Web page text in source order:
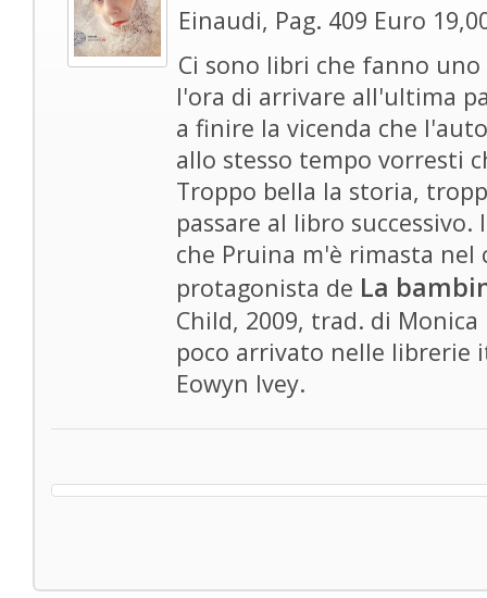
Einaudi, Pag. 409 Euro
Ci sono libri che fanno
l'ora di arrivare all'ultima
a finire la vicenda che
allo stesso tempo vorresti
Troppo bella la storia,
passare al libro
che Pruina m'è rimasta nel
protagonista de La
Child, 2009, trad. di
poco arrivato nelle librerie
Eowyn Ivey.